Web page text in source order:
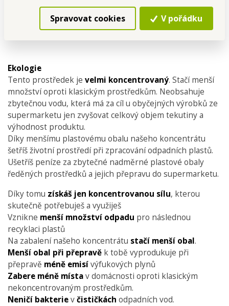
Spravovat cookies V pořádku
Ekologie
Tento prostředek je velmi koncentrovaný. Stačí menší
množství oproti klasickým prostředkům. Neobsahuje
zbytečnou vodu, která má za cíl u obyčejných výrobků ze
supermarketu jen zvyšovat celkový objem tekutiny a
výhodnost produktu.
Díky menšímu plastovému obalu našeho koncentrátu
šetříš životní prostředí při zpracování odpadních plastů.
Ušetříš peníze za zbytečné nadměrné plastové obaly
ředěných prostředků a jejich přepravu do supermarketu.
Díky tomu získáš jen koncentrovanou sílu, kterou
skutečně potřebuješ a využiješ
Vznikne menší množství odpadu pro následnou
recyklaci plastů
Na zabalení našeho koncentrátu stačí menší obal.
Menší obal při přepravě k tobě vyprodukuje při
přepravě méně emisívýfukových plynů
Zabere méně místav domácnosti oproti klasickým
nekoncentrovaným prostředkům.
Neničí bakterievčističkách odpadních vod.